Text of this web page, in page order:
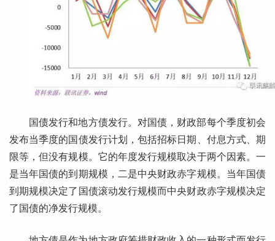
国债发行和地方债发行。对国债，财政部每个季度初会
发布当季度的国债发行计划，包括招标日期、付息方式、期
限等，但没有规模。它的年度发行规模取决于两个因素。一
是当年国债的到期规模，二是中央财政赤字规模。当年国债
到期规模决定了国债滚动发行规模而中央财政赤字规模决定
了国债的净发行规模。